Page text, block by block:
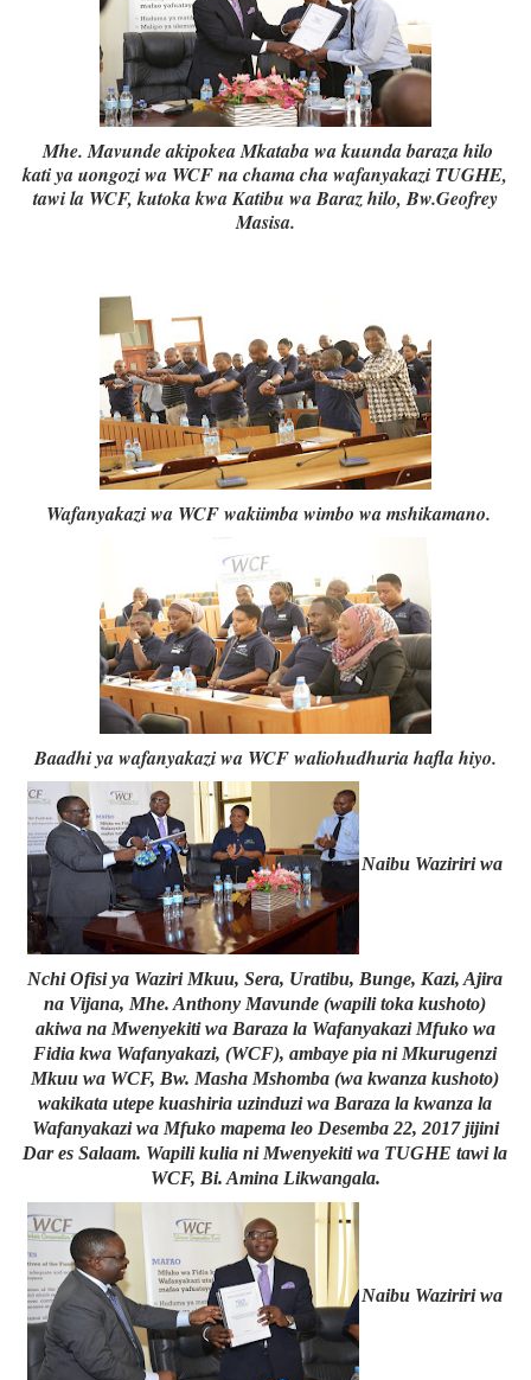
Mhe. Mavunde akipokea Mkataba wa kuunda baraza hilo
kati ya uongozi wa WCF na chama cha wafanyakazi TUGHE,
tawi la WCF, kutoka kwa Katibu wa Baraz hilo, Bw.Geofrey
Masisa.
Wafanyakazi wa WCF wakiimba wimbo wa mshikamano.
Baadhi ya wafanyakazi wa WCF waliohudhuria hafla hiyo.
Naibu Waziriri wa
Nchi Ofisi ya Waziri Mkuu, Sera, Uratibu, Bunge, Kazi, Ajira
na Vijana, Mhe. Anthony Mavunde (wapili toka kushoto)
akiwa na Mwenyekiti wa Baraza la Wafanyakazi Mfuko wa
Fidia kwa Wafanyakazi, (WCF), ambaye pia ni Mkurugenzi
Mkuu wa WCF, Bw. Masha Mshomba (wa kwanza kushoto)
wakikata utepe kuashiria uzinduzi wa Baraza la kwanza la
Wafanyakazi wa Mfuko mapema leo Desemba 22, 2017 jijini
Dar es Salaam. Wapili kulia ni Mwenyekiti wa TUGHE tawi la
WCF, Bi. Amina Likwangala.
Naibu Waziriri wa